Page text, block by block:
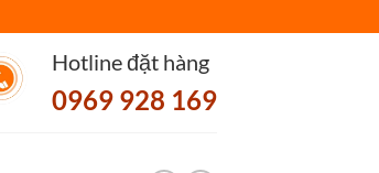
Hotline đặt hàng
0969 928 169